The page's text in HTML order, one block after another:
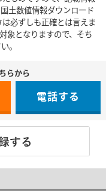
土数値情報ダウンロード
必ずしも正確とは言えま
象となりますので、そち
。
らから
電話する